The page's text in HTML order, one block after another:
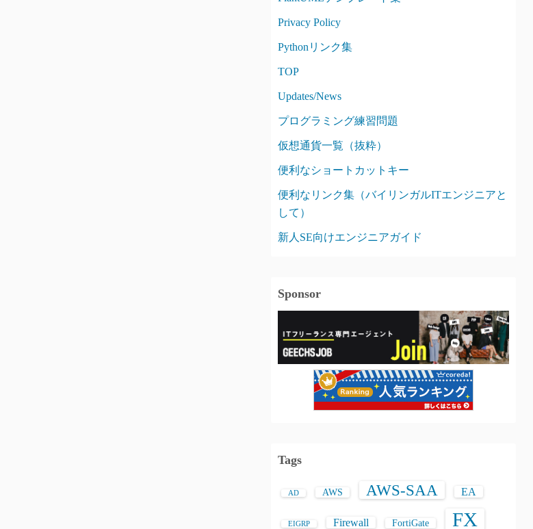
Privacy Policy
Pythonリンク集
TOP
Updates/News
プログラミング練習問題
仮想通貨一覧（抜粋）
便利なショートカットキー
便利なリンク集（バイリンガルITエンジニアと
して）
新人SE向けエンジニアガイド
Sponsor
Tags
AD AWS AWS-SAA EA
EIGRP Firewall FortiGate FX